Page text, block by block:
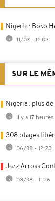
Nigeria : Boko
11/03 - 12:03
SUR LE
Nigeria : plus
Il y a 17 heures
308 otages
06/08 - 12:23
Jazz Across
03/08 - 11:26